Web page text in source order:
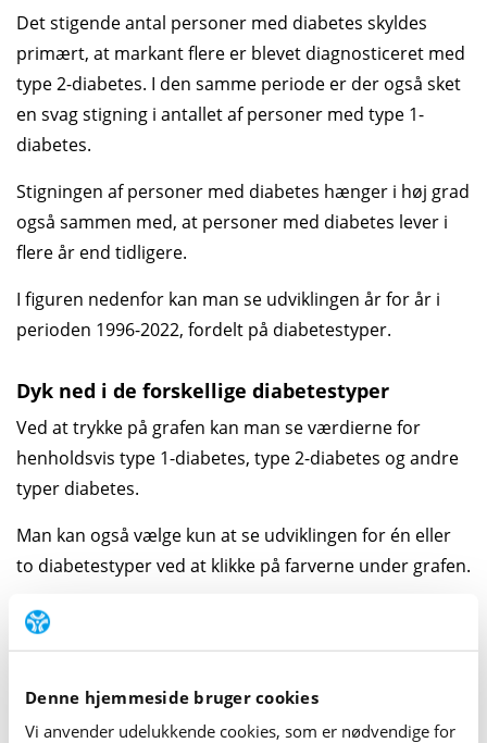
Denne hjemmeside bruger cookies
Vi anvender udelukkende cookies, som er nødvendige for
Det stigende antal personer med diabetes skyldes
primært, at markant flere er blevet diagnosticeret med
type 2-diabetes. I den samme periode er der også sket
en svag stigning i antallet af personer med type 1-
diabetes.
Stigningen af personer med diabetes hænger i høj grad
også sammen med, at personer med diabetes lever i
flere år end tidligere.
I figuren neden­for kan man se udviklingen år for år i
perioden 1996-2022, fordelt på diabetestyper.
Dyk ned i de forskellige diabetestyper
Ved attrykke på grafen kan man se værdierne for
henholdsvis type 1-diabetes, type 2-diabetes og andre
typer diabetes.
Man kan også vælge kun at se udviklingen for én eller
to diabetestyper ved at klikke på farverne under grafen.